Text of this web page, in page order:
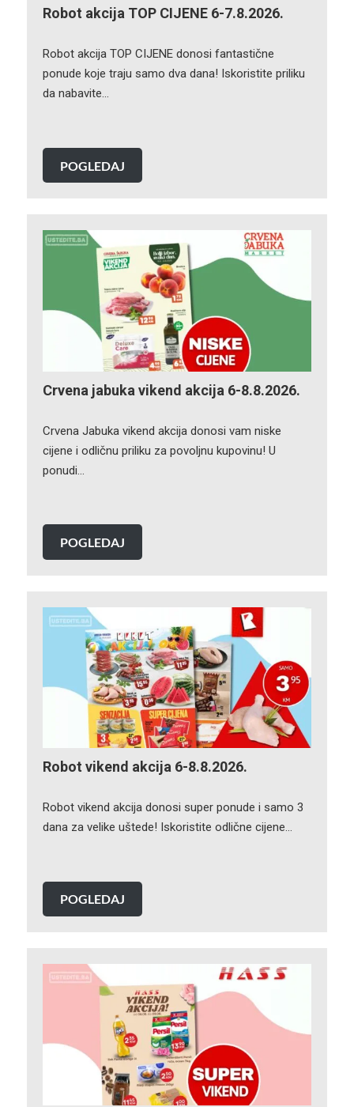
Robot akcija TOP CIJENE 6-7.8.2026.
Robot akcija TOP CIJENE donosi fantastične
ponude koje traju samo dva dana! Iskoristite priliku
da nabavite…
POGLEDAJ
Crvena jabuka vikend akcija 6-8.8.2026.
Crvena Jabuka vikend akcija donosi vam niske
cijene i odličnu priliku za povoljnu kupovinu! U
ponudi…
POGLEDAJ
Robot vikend akcija 6-8.8.2026.
Robot vikend akcija donosi super ponude i samo 3
dana za velike uštede! Iskoristite odlične cijene…
POGLEDAJ